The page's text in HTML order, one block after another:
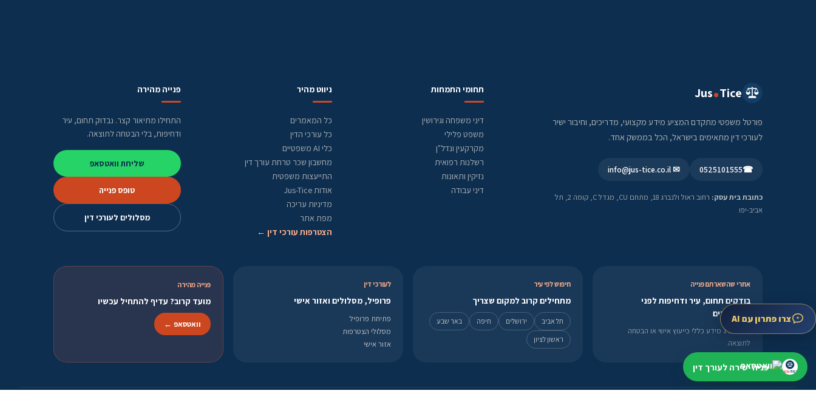
Jus Tice
פורטל משפטי מתקדם המציע מידע מקצועי, מדריכים, וחיבור ישיר
לעורכי דין מתאימים בישראל, הכל בממשק אחד.
☎
0525101555
✉ info@jus-tice.co.il
כתובת בית עסק:
רחוב ראול ולנברג 18, מתחם CU, מגדל C, קומה 2, תל
אביב-יפו
תחומי התמחות
דיני משפחה וגירושין
משפט פלילי
מקרקעין ונדל"ן
רשלנות רפואית
נזיקין ותאונות
דיני עבודה
ניווט מהיר
כל המאמרים
כל עורכי הדין
כלי AI משפטיים
מחשבון שכר טרחת עורך דין
התייעצות משפטית
אודות Jus-Tice
מדיניות עריכה
מפת אתר
הצטרפות עורכי דין ←
פנייה מהירה
התחילו מתיאור קצר. נבדוק תחום, עיר
ודחיפות, בלי הבטחה לתוצאה.
שליחת וואטסאפ
טופס פנייה
מסלולים לעורכי דין
אחרי שהשארתם פנייה
בודקים תחום, עיר ודחיפות לפני
שממשיכים
בלי להציג מידע כללי כייעוץ אישי או הבטחה
לתוצאה.
חיפוש לפי עיר
מתחילים קרוב למקום שצריך
תל אביב ירושלים חיפה
באר שבע
ראשון לציון
לעורכי דין
פרופיל, מסלולים ואזור אישי
פתיחת פרופיל
מסלולי הצטרפות
אזור אישי
פנייה מהירה
מועד קרוב? עדיף להתחיל עכשיו
וואטסאפ ← צרו פתרון עם AI
פניה ישירה לעורך דין